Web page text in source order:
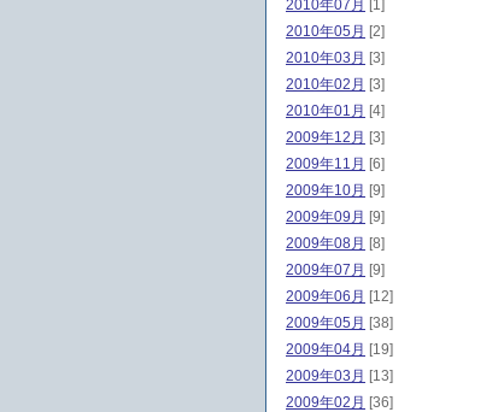
2010年07月 [1]
2010年05月 [2]
2010年03月 [3]
2010年02月 [3]
2010年01月 [4]
2009年12月 [3]
2009年11月 [6]
2009年10月 [9]
2009年09月 [9]
2009年08月 [8]
2009年07月 [9]
2009年06月 [12]
2009年05月 [38]
2009年04月 [19]
2009年03月 [13]
2009年02月 [36]